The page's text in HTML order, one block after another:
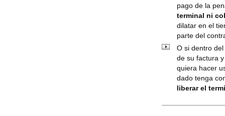
pago de la
terminal ni
dilatar en el
parte del
O si dentro
de su factura
quiera hacer
dado tenga
liberar el